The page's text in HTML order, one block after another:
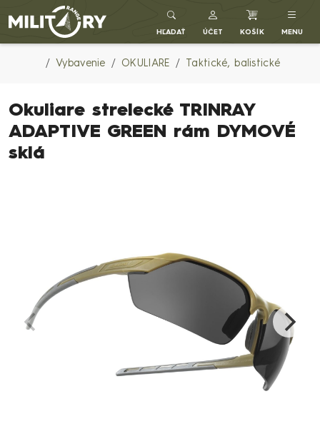
Army shop MILITARY RANGE SK
HĽADAŤ ÚČET KOŠÍK MENU
Vybavenie OKULIARE Taktické, balistické
Okuliare strelecké TRINRAY
ADAPTIVE GREEN rám DYMOVÉ
sklá